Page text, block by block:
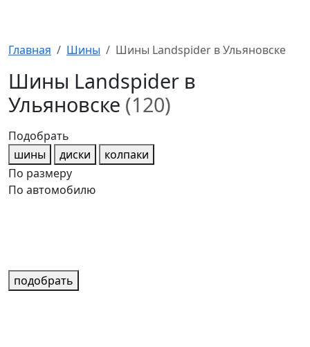
Главная Шины Шины Landspider в Ульяновске
Шины Landspider в
Ульяновске (120)
Подобрать
шины
диски
колпаки
По размеру
По автомобилю
подобрать